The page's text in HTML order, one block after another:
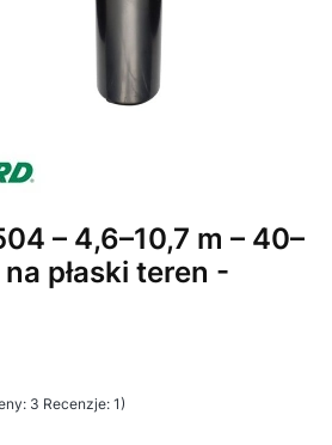
– 4,6–10,7 m – 40–
płaski teren -
3 Recenzje: 1)